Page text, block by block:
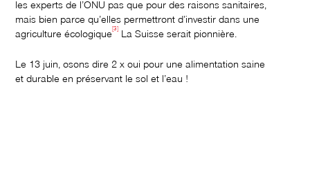
les experts de l’ONU pas que pour des raisons sanitaires,
mais bien parce qu’elles permettront d’investir dans une
agriculture écologique[3] La Suisse serait pionnière.
Le 13 juin, osons dire 2 x oui pour une alimentation saine
et durable en préservant le sol et l’eau !